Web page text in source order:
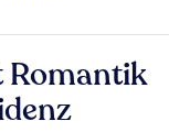
Romantik